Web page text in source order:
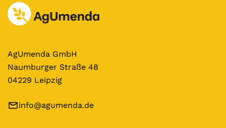
AgUmenda GmbH
Naumburger Straße 48
04229 Leipzig
info@agumenda.de